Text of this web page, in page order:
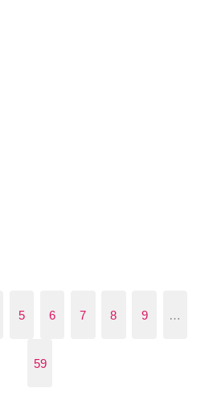
5 6 7 8 9 …
59